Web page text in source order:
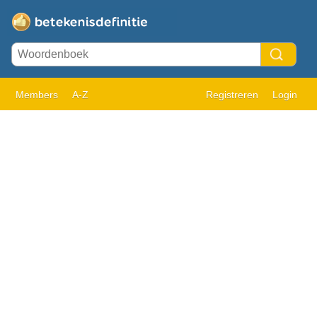
Members A-Z Registreren Login